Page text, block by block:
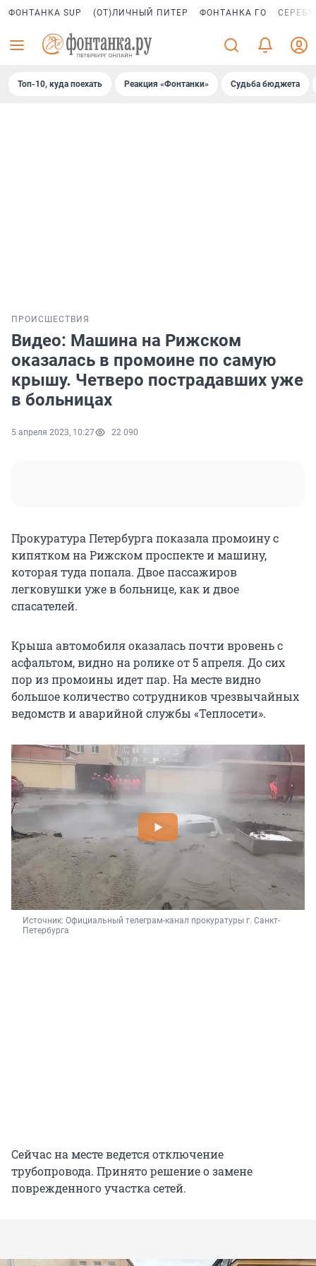
ФОНТАНКА SUP (ОТ)ЛИЧНЫЙ ПИТЕР ФОНТАНКА ГО
Топ-10, куда поехать Реакция «Фонтанки» Судьба бюджета
ПРОИСШЕСТВИЯ
Видео: Машина на Рижском
оказалась в промоине по самую
крышу. Четверо пострадавших уже
в больницах
5 апреля 2023, 10:27 22 090
Прокуратура Петербурга показала промоину с
кипятком на Рижском проспекте и машину,
которая туда попала. Двое пассажиров
легковушки уже в больнице, как и двое
спасателей.
Крыша автомобиля оказалась почти вровень с
асфальтом, видно на ролике от 5 апреля. До сих
пор из промоины идет пар. На месте видно
большое количество сотрудников чрезвычайных
ведомств и аварийной службы «Теплосети».
Источник: Официальный телеграм-канал прокуратуры г. Санкт-
Петербурга
Сейчас на месте ведется отключение
трубопровода. Принято решение о замене
поврежденного участка сетей.